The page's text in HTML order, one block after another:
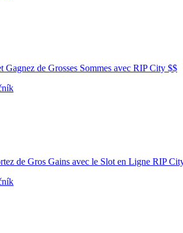
Gagnez de Grosses Sommes avec RIP City $$
de Gros Gains avec le Slot en Ligne RIP